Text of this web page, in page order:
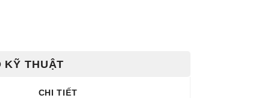
KỸ THUẬT
CHI TIẾT